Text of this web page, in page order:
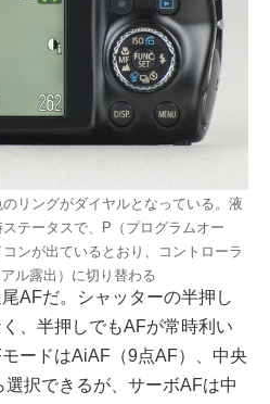
リングがダイヤルとなっている。液
テータスで、P（プログラムオー
ンが出ているとおり、コントローラ
ル露出）に切り替わる
AFだ。シャッターの半押し
、半押しでもAFが常時利い
ードはAiAF（9点AF）、中央
択できるが、サーボAFは中